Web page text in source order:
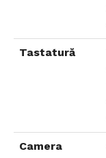
Tastatură
Camera